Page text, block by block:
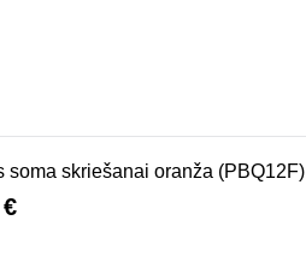
soma skriešanai oranža (PBQ12F)